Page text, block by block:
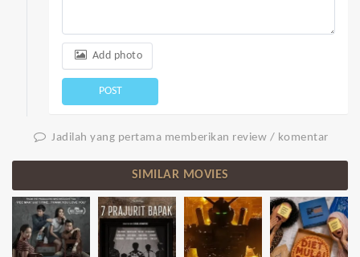
Add photo
POST
Jadilah yang pertama memberikan review / komentar
SIMILAR MOVIES